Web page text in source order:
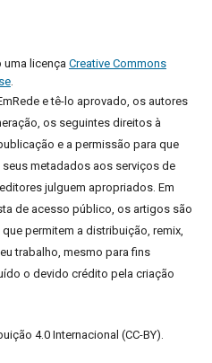
licença Creative Commons
.
e tê-lo aprovado, os autores
os seguintes direitos à
e a permissão para que
metadados aos serviços de
julguem apropriados. Em
de acesso público, os artigos são
permitem a distribuição, remix,
trabalho, mesmo para fins
o devido crédito pela criação
4.0 Internacional (CC-BY).